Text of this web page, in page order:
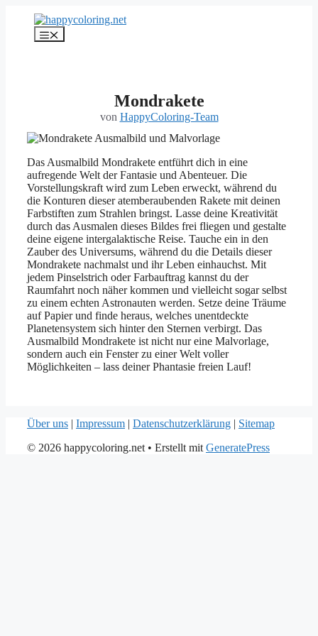
springen
Menü
Mondrakete
von HappyColoring-Team
Das Ausmalbild Mondrakete entführt dich in eine
aufregende Welt der Fantasie und Abenteuer. Die
Vorstellungskraft wird zum Leben erweckt, während du
die Konturen dieser atemberaubenden Rakete mit deinen
Farbstiften zum Strahlen bringst. Lasse deine Kreativität
durch das Ausmalen dieses Bildes frei fliegen und gestalte
deine eigene intergalaktische Reise. Tauche ein in den
Zauber des Universums, während du die Details dieser
Mondrakete nachmalst und ihr Leben einhauchst. Mit
jedem Pinselstrich oder Farbauftrag kannst du der
Raumfahrt noch näher kommen und vielleicht sogar selbst
zu einem echten Astronauten werden. Setze deine Träume
auf Papier und finde heraus, welches unentdeckte
Planetensystem sich hinter den Sternen verbirgt. Das
Ausmalbild Mondrakete ist nicht nur eine Malvorlage,
sondern auch ein Fenster zu einer Welt voller
Möglichkeiten – lass deiner Phantasie freien Lauf!
Über uns | Impressum | Datenschutzerklärung | Sitemap
© 2026 happycoloring.net • Erstellt mit GeneratePress